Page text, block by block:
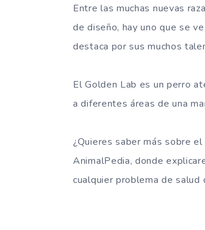
Entre las muchas nuevas
de diseño, hay uno que se
destaca por sus muchos
El Golden Lab es un perro
a diferentes áreas de una
¿Quieres saber más sobre
AnimalPedia, donde
cualquier problema de salud